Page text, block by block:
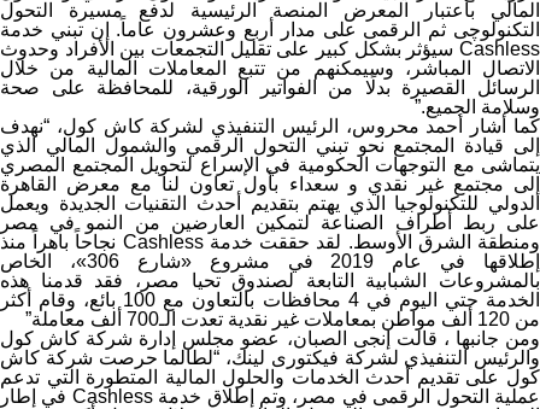
المالي باعتبار المعرض المنصة الرئيسية لدفع مسيرة التحول
التكنولوچى ثم الرقمى على مدار أربع وعشرون عاماً. إن تبني خدمة
Cashless سيؤثر بشكل كبير على تقليل التجمعات بين الأفراد وحدوث
الاتصال المباشر، وسيمكنهم من تتبع المعاملات المالية من خلال
الرسائل القصيرة بدلًا من الفواتير الورقية، للمحافظة على صحة
وسلامة الجميع.”
كما أشار أحمد محروس، الرئيس التنفيذي لشركة كاش كول، “نهدف
إلى قيادة المجتمع نحو تبني التحول الرقمي والشمول المالي الذي
يتماشى مع التوجهات الحكومية في الإسراع لتحويل المجتمع المصري
إلى مجتمع غير نقدي و سعداء بأول تعاون لنا مع معرض القاهرة
الدولي للتكنولوجيا الذي يهتم بتقديم أحدث التقنيات الجديدة ويعمل
على ربط أطراف الصناعة لتمكين العارضين من النمو في مصر
ومنطقة الشرق الأوسط. لقد حققت خدمة Cashless نجاحاً باهراً منذ
إطلاقها في عام 2019 في مشروع «شارع 306»، الخاص
بالمشروعات الشبابية التابعة لصندوق تحيا مصر، فقد قدمنا هذه
الخدمة حتي اليوم في 4 محافظات بالتعاون مع 100 بائع، وقام أكثر
من 120 ألف مواطن بمعاملات غير نقدية تعدت الـ700 ألف معاملة”
ومن جانبها ، قالت إنجى الصبان، عضو مجلس إدارة شركة كاش كول
والرئيس التنفيذي لشركة فيكتورى لينك، “لطالما حرصت شركة كاش
كول على تقديم أحدث الخدمات والحلول المالية المتطورة التي تدعم
عملية التحول الرقمى في مصر، وتم إطلاق خدمة Cashless في إطار